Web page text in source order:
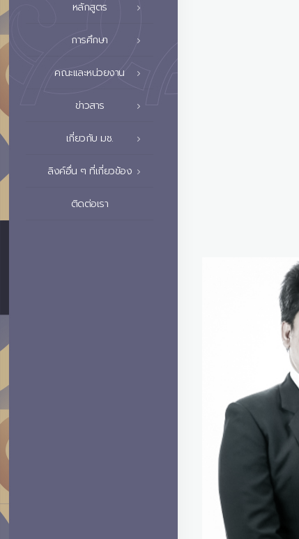
หลักสูตร
การศึกษา
คณะและหน่วยงาน
ข่าวสาร
เกี่ยวกับ มช.
ลิงค์อื่น ๆ ที่เกี่ยวข้อง
ติดต่อเรา